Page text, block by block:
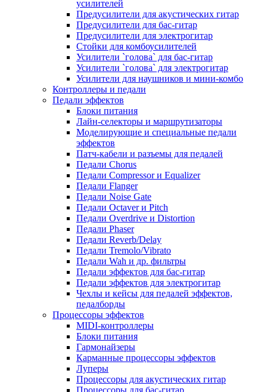
усилителей
Предусилители для акустических гитар
Предусилители для бас-гитар
Предусилители для электрогитар
Стойки для комбоусилителей
Усилители `голова` для бас-гитар
Усилители `голова` для электрогитар
Усилители для наушников и мини-комбо
Контроллеры и педали
Педали эффектов
Блоки питания
Лайн-селекторы и маршрутизаторы
Моделирующие и специальные педали
эффектов
Патч-кабели и разъемы для педалей
Педали Chorus
Педали Compressor и Equalizer
Педали Flanger
Педали Noise Gate
Педали Octaver и Pitch
Педали Overdrive и Distortion
Педали Phaser
Педали Reverb/Delay
Педали Tremolo/Vibrato
Педали Wah и др. фильтры
Педали эффектов для бас-гитар
Педали эффектов для электрогитар
Чехлы и кейсы для педалей эффектов,
педалборды
Процессоры эффектов
MIDI-контроллеры
Блоки питания
Гармонайзеры
Карманные процессоры эффектов
Луперы
Процессоры для акустических гитар
Процессоры для бас-гитар